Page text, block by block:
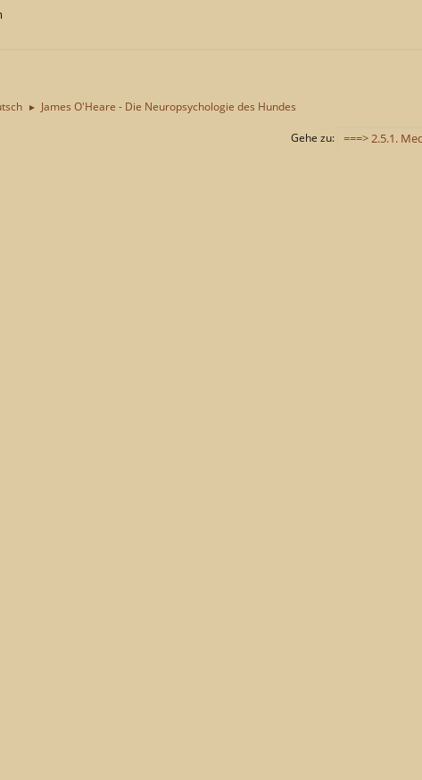
► James O'Heare - Die Neuropsychologie des Hundes
Gehe zu